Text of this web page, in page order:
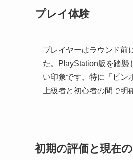
プレイ体験
プレイヤーはラウンド前
た。PlayStation版を踏襲
い印象です。特に「ピン
上級者と初心者の間で明
初期の評価と現在